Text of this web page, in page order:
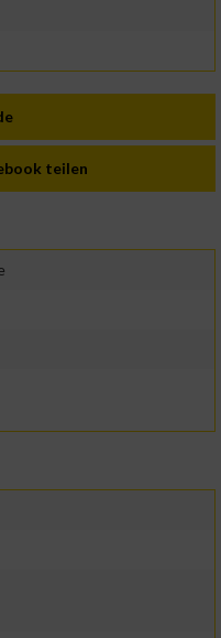
teilen